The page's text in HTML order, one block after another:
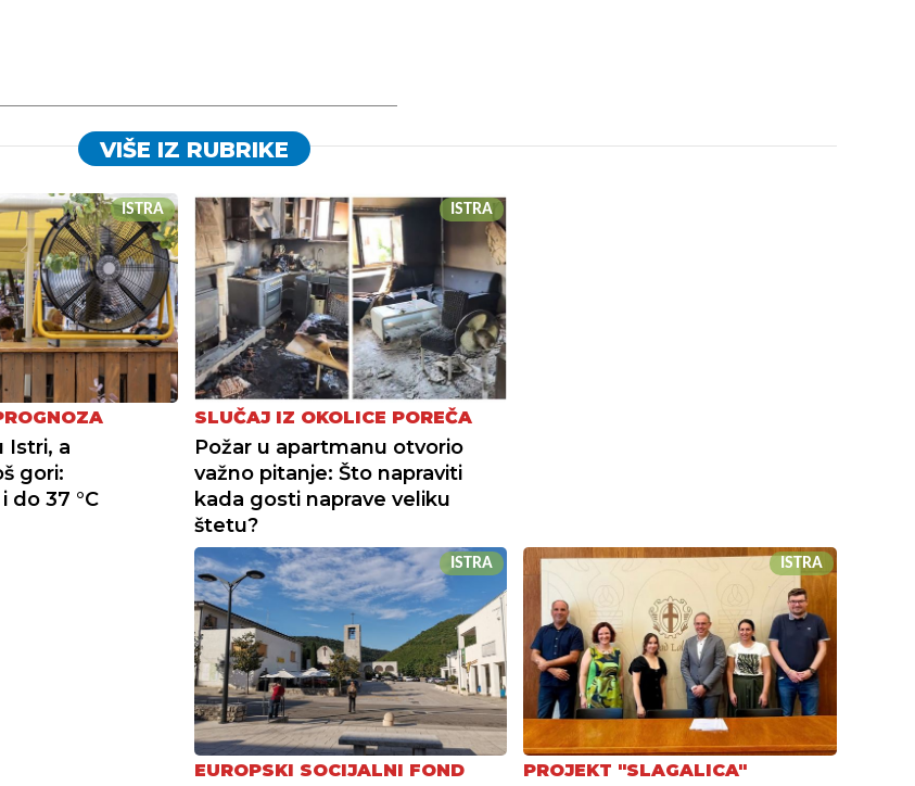
VIŠE IZ RUBRIKE
ISTRA
Istri, a
gori:
do 37 °C
ISTRA
SLUČAJ IZ OKOLICE POREČA
Požar u apartmanu otvorio
važno pitanje: Što napraviti
kada gosti naprave veliku
štetu?
ISTRA
EUROPSKI SOCIJALNI FOND
ISTRA
PROJEKT "SLAGALICA"